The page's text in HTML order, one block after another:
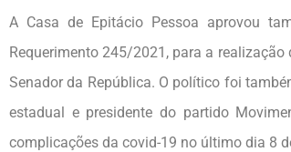
A Casa de Epitácio Pessoa aprovou
Requerimento 245/2021, para a
Senador da República. O político foi
estadual e presidente do partido
complicações da covid-19 no